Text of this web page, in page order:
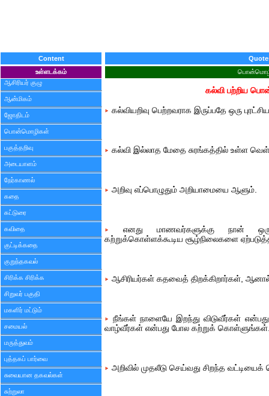
Content
உள்ளடக்கம்
ஆசிரியர் குழு
ஆன்மிகம்
ஜோதிடம்
பொன்மொழிகள்
பகுத்தறிவு
அடையாளம்
நேர்காணல்
கதை
கட்டுரை
கவிதை
குட்டிக்கதை
குறுந்தகவல்
சிரிக்க சிரிக்க
சிறுவர் பகுதி
மகளிர் மட்டும்
சமையல்
மருத்துவம்
புத்தகப் பார்வை
சுவையான தகவல்கள்
சுற்றுலா
கல்வி பற்றிய
கல்வியறிவு பெற்றவராக இருப்பதே ஒரு
கல்வி இல்லாத மேதை சுரங்கத்தில் உள்ள
அறிவு எப்பொழுதும் அறியாமையை ஆளும்.
எனது மாணவர்களுக்கு நான்
கற்றுக்கொள்ளக்கூடிய சூழ்நிலைகளை
ஆசிரியர்கள் கதவைத் திறக்கிறார்கள்,
நீங்கள் நாளையே இறந்து விடுவீர்கள்
வாழ்வீர்கள் என்பது போல கற்றுக்
அறிவில் முதலீடு செய்வது சிறந்த வட்டியைக்